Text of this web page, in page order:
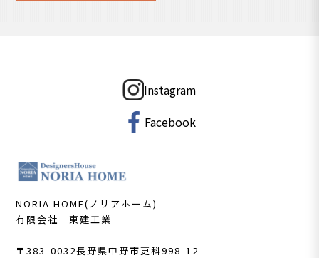
Instagram
Facebook
NORIA HOME(ノリアホーム)
有限会社 東建工業
〒383-0032長野県中野市更科998-12